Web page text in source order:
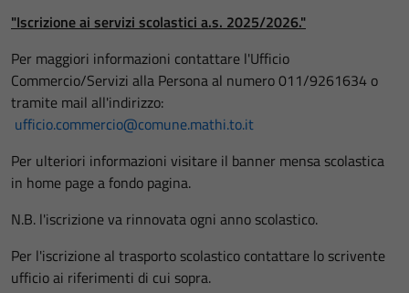
"Iscrizione ai servizi scolastici a.s. 2025/2026."
Per maggiori informazioni contattare l'Ufficio
Commercio/Servizi alla Persona al numero 011/9261634 o
tramite mail all'indirizzo:
ufficio.commercio@comune.mathi.to.it
Per ulteriori informazioni visitare il banner mensa scolastica
in home page a fondo pagina.
N.B. l'iscrizione va rinnovata ogni anno scolastico.
Per l'iscrizione al trasporto scolastico contattare lo scrivente
ufficio ai riferimenti di cui sopra.